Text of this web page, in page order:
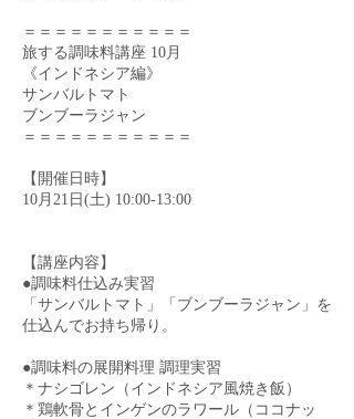
＝＝＝＝＝＝＝＝＝＝＝
旅する調味料講座 10月
《インドネシア編》
サンバルトマト
ブンブーラジャン
＝＝＝＝＝＝＝＝＝＝＝
【開催日時】
10月21日(土) 10:00-13:00
【講座内容】
●調味料仕込み実習
「サンバルトマト」「ブンブーラジャン」を
仕込んでお持ち帰り。
●調味料の展開料理 調理実習
＊ナシゴレン（インドネシア風焼き飯）
＊鶏軟骨とインゲンのラワール（ココナッ